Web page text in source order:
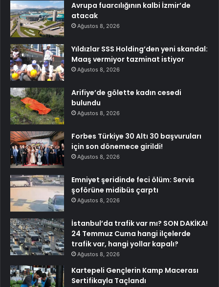
Avrupa fuarcılığının kalbi İzmir’de
atacak
Ağustos 8, 2026
Yıldızlar SSS Holding’den yeni skandal:
Maaş vermiyor tazminat istiyor
Ağustos 8, 2026
Arifiye’de gölette kadın cesedi
bulundu
Ağustos 8, 2026
Forbes Türkiye 30 Altı 30 başvuruları
için son dönemece girildi!
Ağustos 8, 2026
Emniyet şeridinde feci ölüm: Servis
şoförüne midibüs çarptı
Ağustos 8, 2026
İstanbul’da trafik var mı? SON DAKİKA!
24 Temmuz Cuma hangi ilçelerde
trafik var, hangi yollar kapalı?
Ağustos 8, 2026
Kartepeli Gençlerin Kamp Macerası
Sertifikayla Taçlandı